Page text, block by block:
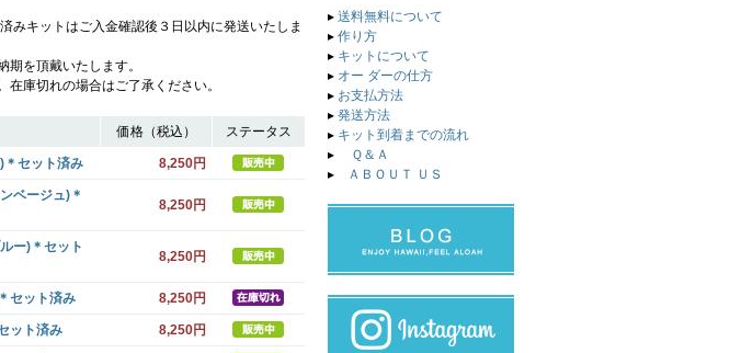
みキットはご入金確認後３日以内に発送いたしま
期を頂戴いたします。
庫切れの場合はご了承ください。
価格（税込） ステータス
＊セット済み 8,250円
ベージュ)＊
8,250円
ー)＊セット
8,250円
セット済み 8,250円
ット済み 8,250円
▸ 送料無料について
▸ 作り方
▸ キットについて
▸ オー ダーの仕方
▸ お支払方法
▸ 発送方法
▸ キット到着までの流れ
▸
Ｑ＆Ａ
▸
ＡＢＯＵＴ ＵＳ